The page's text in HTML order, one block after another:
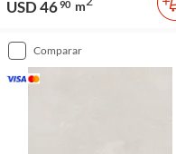
USD 4690 m
comparar